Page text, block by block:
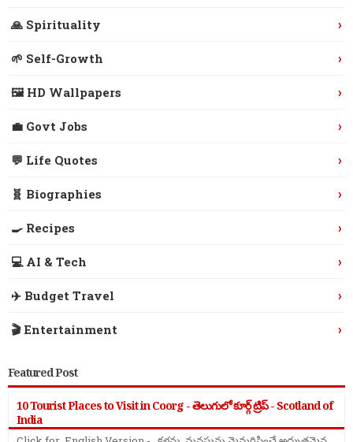
🙏 Spirituality ›
🌱 Self-Growth ›
🖼️ HD Wallpapers ›
💼 Govt Jobs ›
💬 Life Quotes ›
🧬 Biographies ›
🍳 Recipes ›
💻 AI & Tech ›
✈️ Budget Travel ›
🎬 Entertainment ›
Featured Post
10 Tourist Places to Visit in Coorg - తెలుగులో కూర్గ్ ట్రిప్ - Scotland of
India